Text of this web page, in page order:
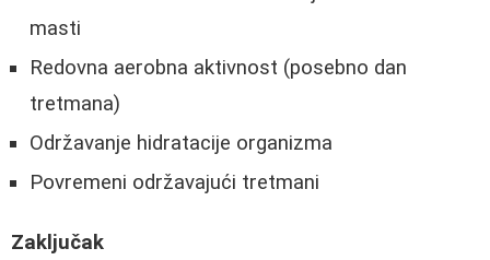
masti
Redovna aerobna aktivnost (posebno dan
tretmana)
Održavanje hidratacije organizma
Povremeni održavajući tretmani
Zaključak